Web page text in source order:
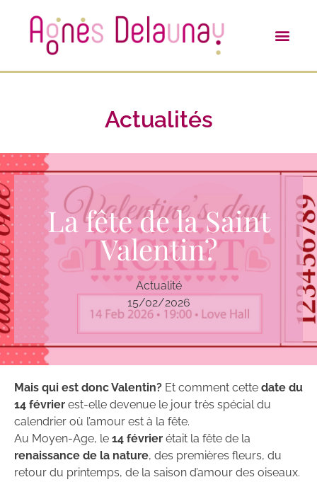
Actualités
La fête de la Saint
Valentin?
Actualité
15/02/2026
Mais qui est donc Valentin? Et comment cette date du
14 février est-elle devenue le jour très spécial du
calendrier où l’amour est à la fête.
Au Moyen-Age, le 14 février était la fête de la
renaissance de la nature, des premières fleurs, du
retour du printemps, de la saison d’amour des oiseaux.